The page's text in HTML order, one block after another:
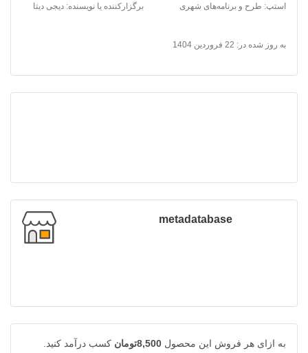
استپ: طرح و برنامه‌های شهری برگزارکننده یا نویسنده: دیجی دیتا
به روز شده در: 22 فروردین 1404
metadatabase
به ازای هر فروش این محصول 8,500تومان کسب درآمد کنید.